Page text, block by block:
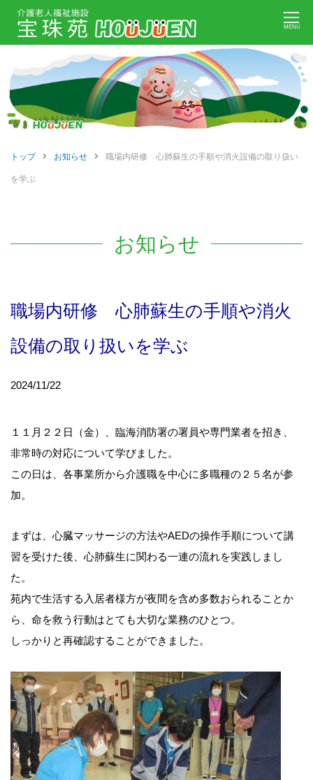
Skip
MENU
トップ お知らせ 職場内研修 心肺蘇生の手順や消火設備の取り扱い
を学ぶ
お知らせ
職場内研修 心肺蘇生の手順や消火
設備の取り扱いを学ぶ
2024/11/22
１１月２２日（金）、臨海消防署の署員や専門業者を招き、
非常時の対応について学びました。
この日は、各事業所から介護職を中心に多職種の２５名が参
加。
まずは、心臓マッサージの方法やAEDの操作手順について講
習を受けた後、心肺蘇生に関わる一連の流れを実践しまし
た。
苑内で生活する入居者様方が夜間を含め多数おられることか
ら、命を救う行動はとても大切な業務のひとつ。
しっかりと再確認することができました。